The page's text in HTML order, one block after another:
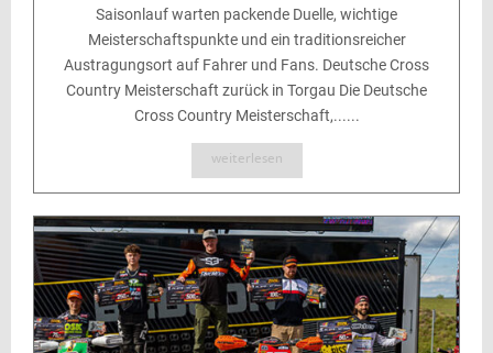
Saisonlauf warten packende Duelle, wichtige
Meisterschaftspunkte und ein traditionsreicher
Austragungsort auf Fahrer und Fans. Deutsche Cross
Country Meisterschaft zurück in Torgau Die Deutsche
Cross Country Meisterschaft,......
weiterlesen